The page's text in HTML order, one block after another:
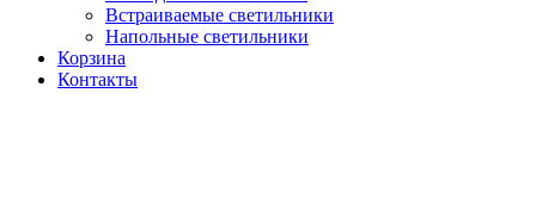
Встраиваемые светильники
Напольные светильники
Корзина
Контакты